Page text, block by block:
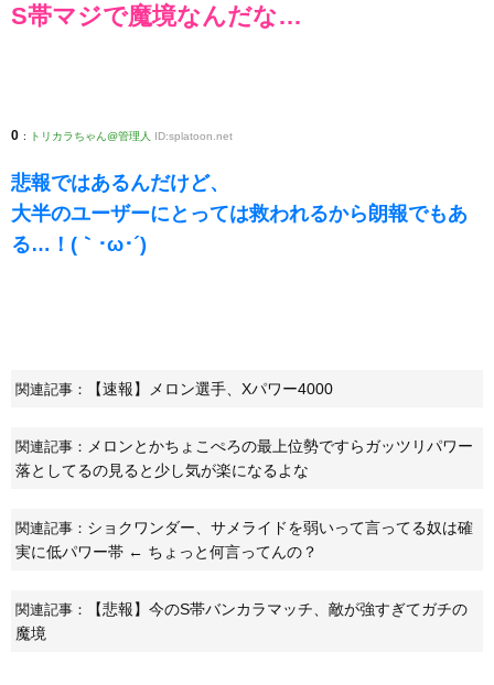
S帯マジで魔境なんだな…
0 : トリカラちゃん@管理人 ID:splatoon.net
悲報ではあるんだけど、
大半のユーザーにとっては救われるから朗報でもあ
る…！(｀･ω･´)ゞ
関連記事： 【速報】メロン選手、Xパワー4000
関連記事： メロンとかちょこぺろの最上位勢ですらガッツリパワー
落としてるの見ると少し気が楽になるよな
関連記事： ショクワンダー、サメライドを弱いって言ってる奴は確
実に低パワー帯 ← ちょっと何言ってんの？
関連記事：
【悲報】今のS帯バンカラマッチ、敵が強すぎてガチの
魔境